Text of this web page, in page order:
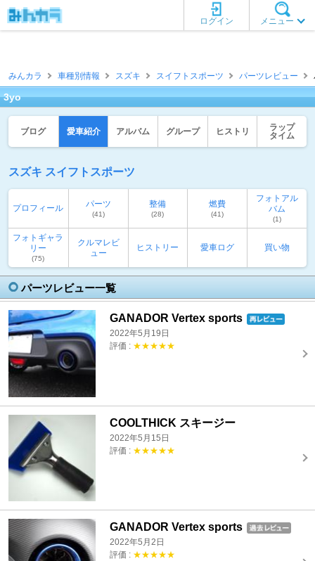
メニュー
ログイン
みんカラ 車種別情報 スズキ スイフトスポーツ パーツレビュー
3yo
ブログ 愛車紹介 アルバム グループ ヒストリ
ラップ
タイム
スズキ スイフトスポーツ
プロフィール パーツ
(41)
整備
(28)
燃費
(41)
フォトアル
バム
(1)
フォトギャラ
リー
(75)
クルマレビ
ュー
ヒストリー 愛車ログ 買い物
パーツレビュー一覧
GANADOR Vertex sports
2022年5月19日
評価 : ★★★★★
COOLTHICK スキージー
2022年5月15日
評価 : ★★★★★
GANADOR Vertex sports
2022年5月2日
評価 : ★★★★★